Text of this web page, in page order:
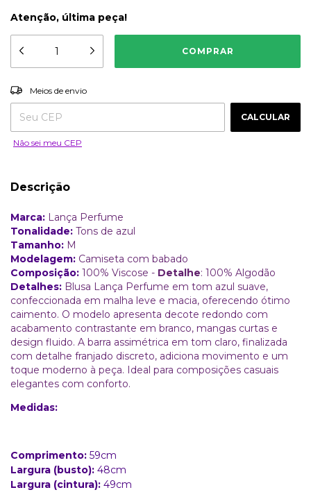
Atenção, última peça!
Entregas para o CEP:
Meios de envio
CALCULAR
Não sei meu CEP
Descrição
Marca: Lança Perfume
Tonalidade: Tons de azul
Tamanho: M
Modelagem: Camiseta com babado
Composição: 100% Viscose - Detalhe: 100% Algodão
Detalhes: Blusa Lança Perfume em tom azul suave,
confeccionada em malha leve e macia, oferecendo ótimo
caimento. O modelo apresenta decote redondo com
acabamento contrastante em branco, mangas curtas e
design fluido. A barra assimétrica em tom claro, finalizada
com detalhe franjado discreto, adiciona movimento e um
toque moderno à peça. Ideal para composições casuais
elegantes com conforto.
Medidas:
Comprimento: 59cm
Largura (busto): 48cm
Largura (cintura): 49cm